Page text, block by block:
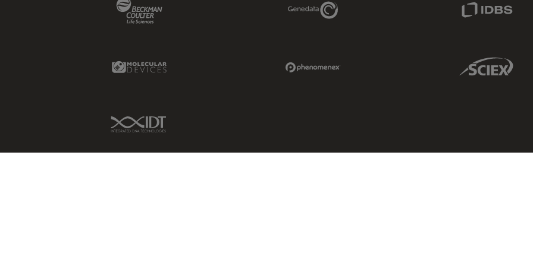
ライブセルイメージング
ン（LMD）
位相差顕微鏡
Molecular Devices Link Sciex Link
IDT Link